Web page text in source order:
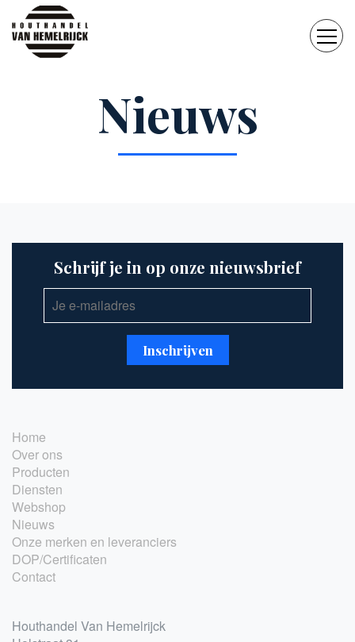
Nieuws
Schrijf je in op onze nieuwsbrief
Home
Over ons
Producten
Diensten
Webshop
Nieuws
Onze merken en leveranciers
DOP/Certificaten
Contact
Houthandel Van Hemelrijck